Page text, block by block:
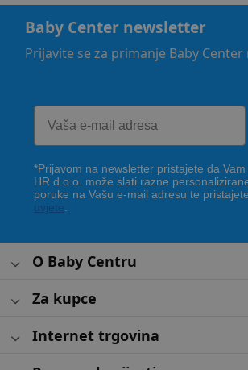
Baby Center newsletter
Prijavite se za primanje Baby
*Prijavom na newsletter pristajete da Vam
HR d.o.o. može slati razne
poruke na Vašu e-mail adresu te
O Baby Centru
Za kupce
Internet trgovina